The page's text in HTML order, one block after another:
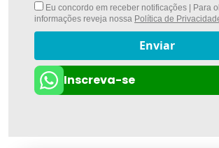
Eu concordo em receber notificações | Para
informações reveja nossa Política de
Enviar
Inscreva-se